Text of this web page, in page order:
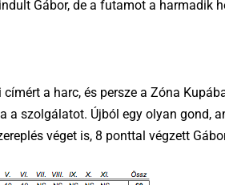
Gábor, de a futamot a harmadik
a harc, és persze a Zóna
szolgálatot. Újból egy olyan gond,
véget is, 8 ponttal végzett